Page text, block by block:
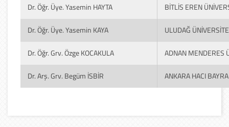
Dr. Öğr. Üye. Yasemin HAYTA BİTLİS EREN
Dr. Öğr. Üye. Yasemin KAYA ULUDAĞ
Dr. Öğr. Grv. Özge KOCAKULA ADNAN MENDERES
Dr. Arş. Grv. Begüm İSBİR ANKARA HACI